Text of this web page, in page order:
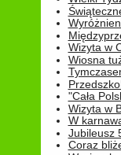
Wizyta w
Wiosna
"Cała
Wizyta w
W
Jubileusz
Coraz